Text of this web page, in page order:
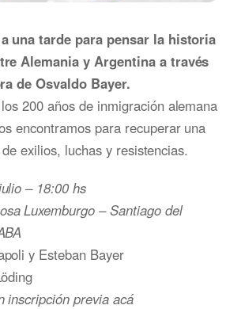
una tarde para pensar la historia
Alemania y Argentina a través
de Osvaldo Bayer.
200 años de inmigración alemana
encontramos para recuperar una
exilios, luchas y resistencias.
– 18:00 hs
Luxemburgo – Santiago del
y Esteban Bayer
inscripción previa acá